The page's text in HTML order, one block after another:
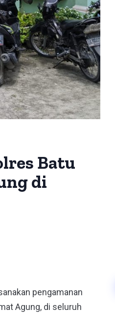
Batu
di
pengamanan
Agung, di seluruh